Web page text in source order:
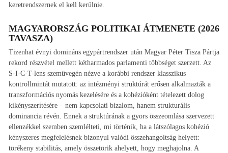
keretrendszernek el kell kerülnie.
MAGYARORSZÁG POLITIKAI ÁTMENETE (2026
TAVASZA)
Tizenhat évnyi domináns egypártrendszer után Magyar Péter Tisza Pártja
rekord részvétel mellett kétharmados parlamenti többséget szerzett. Az
S-I-C-T-lens szemüvegén nézve a korábbi rendszer klasszikus
kontrollmintát mutatott: az intézményi struktúrát erősen alkalmazták a
transzformációs nyomás kezelésére és a kohézióként tételezett dolog
kikényszerítésére – nem kapcsolati bizalom, hanem strukturális
dominancia révén. Ennek a struktúrának a gyors összeomlása szervezett
ellenzékkel szemben szemlélteti, mi történik, ha a látszólagos kohézió
kényszeres megfelelésnek bizonyul valódi összehangoltság helyett:
törékeny stabilitás, amely összetörik ahelyett, hogy meghajolna. A